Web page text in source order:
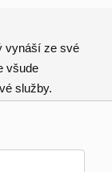
vynáší ze své
všude
služby.